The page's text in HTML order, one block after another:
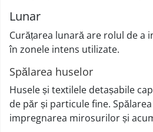
Lunar
Curățarea lunară are rolul de a
în zonele intens utilizate.
Spălarea huselor
Husele și textilele detașabile
de păr și particule fine.
impregnarea mirosurilor și